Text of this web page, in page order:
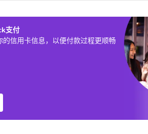
支付
的信用卡信息，以便付款过程更顺畅